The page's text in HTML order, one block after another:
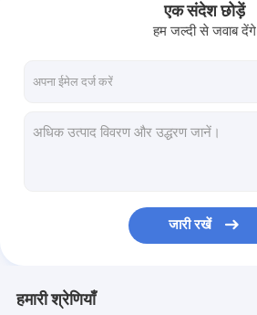
एक संदेश छोड़ें
हम जल्दी से जवाब देंगे
जारी रखें
हमारी श्रेणियाँ